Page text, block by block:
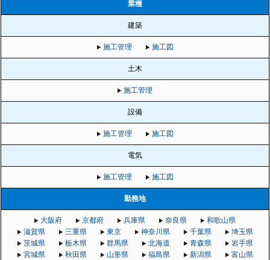
業種
建築
施工管理 施工図
土木
施工管理
設備
施工管理 施工図
電気
施工管理 施工図
勤務地
大阪府 京都府 兵庫県 奈良県
和歌山県
滋賀県
三重県 東京 神奈川県 千葉県
埼玉県
茨城県
栃木県 群馬県 北海道 青森県
岩手県
宮城県
秋田県 山形県 福島県 新潟県
富山県